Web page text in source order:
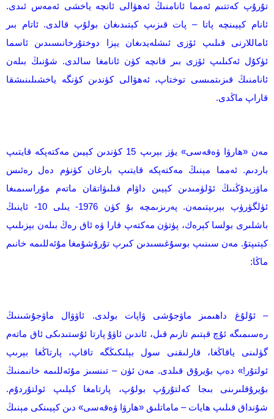
تۇرۇپ كەتتىم ئەمما ئانامنىڭ ئەھۋالى ئانچە ياخشى ئەمەس ئىدى.
ئانام كېيىنچە پاتا – پات قىزىپ كېتىدىغان بولۇپ قالدى. ئاتام بىر
ئاماللارنى قىلىپ ئۆزى ئىشلەيدىغان يېزا دوختۇرخانىسىدىن ئاسما
ئۈكۇل ئەكىلىپ ئۆزى بىر قانچە كۈن ئانامغا سالدى. شۇنىڭ بىلەن
ئانامنىڭ قىزىتمىسى توختاپ، ئەھۋالى كۈندىن كۈنگە ياخشىلىنىشقا
قاراپ ماڭدى.
مەن «ھارۋا ۋەقەسى» يۈز بېرىپ 15 كۈندىن كېيىن مەكتەپكە قايتىپ
باردىم. ئەمما مېنىڭ مەكتەپكە قايتىپ بارغان كۈنۈم دەل رەئىس
ماۋزېدۇڭنىڭ ئۆلۈمىدىن كېيىن داۋام قىلىۋاتقان ماتەم مۇراسىمىغا
ئۈلگۈرۈپ بېرىپتىمەن. پەرىزىمچە بۇ كۈن 1976- يىلى 10- ئاينىڭ
باشلىرى بولسا كېرەك، پۈتۈن مەكتەپ قارا ۋە ئاق رەڭ بىلەن بېزىلىپ
كېتىپتۇ. مەن سىنىپ بوسۇغىسىدىن كىرپ تۇرۇشۇمغا مۇئەللىمە خانىم
ماڭا:
– ئۇلۇغ داھىمىز ماۋجۇشى ۋاپات بولدى. ئاۋۋال ماۋجۇشىنىڭ
رەسىمىگە ئۇچ قېتىم تازىم قىل، ئاندىن ئاۋۇ پارتا ئۇستىدىكى ئاق ماتەم
گۈلىنى ياقاڭغا، قارلىقنى سول بېلىكىڭگە تاقاپ، پارتاڭغا بېرىپ
ئولتۇر!» دەپ بۇيرۇق قىلدى. مەن ئۈن – تىنسىز مۇئەللىمە خانىمنىڭ
بۇيرۇقلىرىنى بىجا كەلتۇرۇپ بولۇپ، پارتامغا كېلىپ ئولتۇردۇم.
شۇنداق قىلىپ ھايات – ماماتلىق «ھارۋا ۋەقەسى» دىن كېيىنكى مېنىڭ